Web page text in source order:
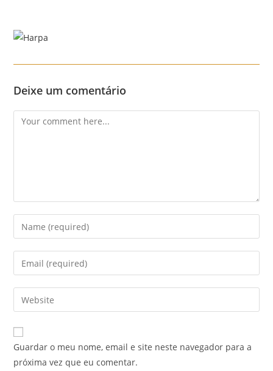
content
Deixe um comentário
Comment
Enter
your
name
comment
Enter
your
email
address
comment
Enter
your
website
URL
Guardar o meu nome, email e site neste navegador para a
próxima vez que eu comentar.